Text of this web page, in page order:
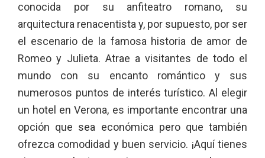
conocida por su anfiteatro romano, su
arquitectura renacentista y, por supuesto, por ser
el escenario de la famosa historia de amor de
Romeo y Julieta. Atrae a visitantes de todo el
mundo con su encanto romántico y sus
numerosos puntos de interés turístico. Al elegir
un hotel en Verona, es importante encontrar una
opción que sea económica pero que también
ofrezca comodidad y buen servicio. ¡Aquí tienes